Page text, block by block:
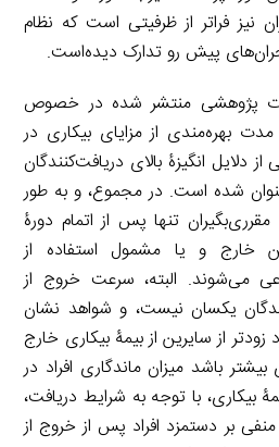
نیز فراتر از ظرفیتی است که نظام
بحران‌های پیش رو تدارک دیده‌است.
پژوهشی منتشر شده در خصوص
بهره‌مندی از مزایای بیکاری در
دلایل انگیزۀ بالای دریافت‌کنندگان
شده است. در مجموع،‌ و به طور
از ۷۰ درصد مقرری‌بگیران تنها پس از اتمام دورۀ
خارج و یا مشمول استفاده از
می‌شوند. البته، سرعت خروج از
یکسان نیست، و شواهد نشان
از سایرین از بیمۀ بیکاری خارج
باشد میزان ماندگاری افراد در
بیکاری، با توجه به شرایط دریافت،
بر دستمزد افراد پس از خروج از